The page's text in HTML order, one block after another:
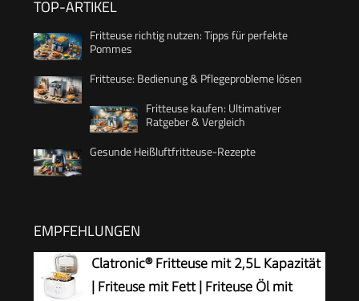
TOP-ARTIKEL
Fritteuse richtig nutzen: Tipps für perfekte
Pommes
Fritteuse: Bedienung & Pflegeprobleme lösen
Fritteuse kaufen: Ultimativer
Ratgeber & Vergleich
Gesunde Heißluftfritteuse-Rezepte
EMPFEHLUNGEN
Clatronic® Fritteuse mit 2,5L Kapazität
| Friteuse mit Fett | Friteuse Öl mit